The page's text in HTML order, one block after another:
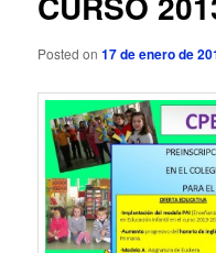
Posted on17 de enero de